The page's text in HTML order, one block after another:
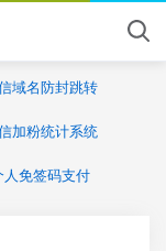
域名防封跳转
加粉统计系统
人免签码支付